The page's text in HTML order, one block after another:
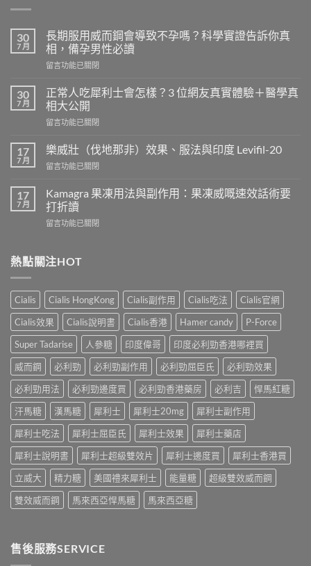
30
7 月
長期服用威而鋼會導致不孕嗎？科學實證告訴你真
相，備孕男性必讀
在
期
服
用
威
鋼
導
不
孕
嗎？
科
實
證
訴
你
真
相，
備
孕
男
必
讀〉
留言功能已關閉
30
7 月
正常人吃犀利士會怎樣？3 位網友真實體驗＋醫學真
相大公開
在
常
人
吃
利
士
怎
位
真
實
體
驗
＋
醫
真
相
大
公
開〉
中
留言功能已關閉
17
7 月
樂威壯（伐地那非）效果、服法與印度 Levifil-20
在
威
壯
（伐
地
效
法
與
印
度
Levifil-
20〉
留言功能已關閉
17
7 月
Kamagra 果凍用法與副作用：果凍威嘅速效話術要
打折讀
在
凍
用
與
副
作
用：
果
凍
嘅
速
效
術
要
打
折
讀〉
留言功能已關閉
熱點關注HOT
Cialis Cialis HongKong Cialis副作用 Cialis吃法
Cialis官網
Cialis效果
Cialis說明書 Cialis香港 Hamer candy
P-Force
Super Tadarise
人參糖 印度偉哥
印度必利勁香港哪裡買
威而鋼
必利勁 必利勁副作用 必利勁屈臣氏
必利勁效果
必利勁用法
必利勁邊度買 必利勁香港藥房 必利吉
悍馬紅糖
汗馬糖
漢馬糖 犀利士 犀利士20mg
犀利士副作用
犀利士吃法
犀利士屈臣氏 犀利士效果
犀利士藥店
犀利士說明書
犀利士超級雙效片 犀利士邊度買
犀利士香港買
立威大
精力糖 美國禮來犀利士 能量糖
超級雙效威而鋼
雙效威而鋼
馬來西亞悍馬糖 馬來西亞糖
售後服務SERVICE